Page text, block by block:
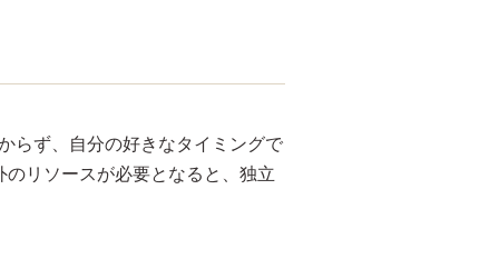
らず、自分の好きなタイミングで
リソースが必要となると、独立